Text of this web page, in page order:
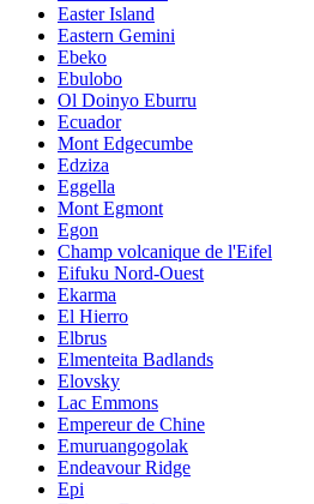
Easter Island
Eastern Gemini
Ebeko
Ebulobo
Ol Doinyo Eburru
Ecuador
Mont Edgecumbe
Edziza
Eggella
Mont Egmont
Egon
Champ volcanique de l'Eifel
Eifuku Nord-Ouest
Ekarma
El Hierro
Elbrus
Elmenteita Badlands
Elovsky
Lac Emmons
Empereur de Chine
Emuruangogolak
Endeavour Ridge
Epi